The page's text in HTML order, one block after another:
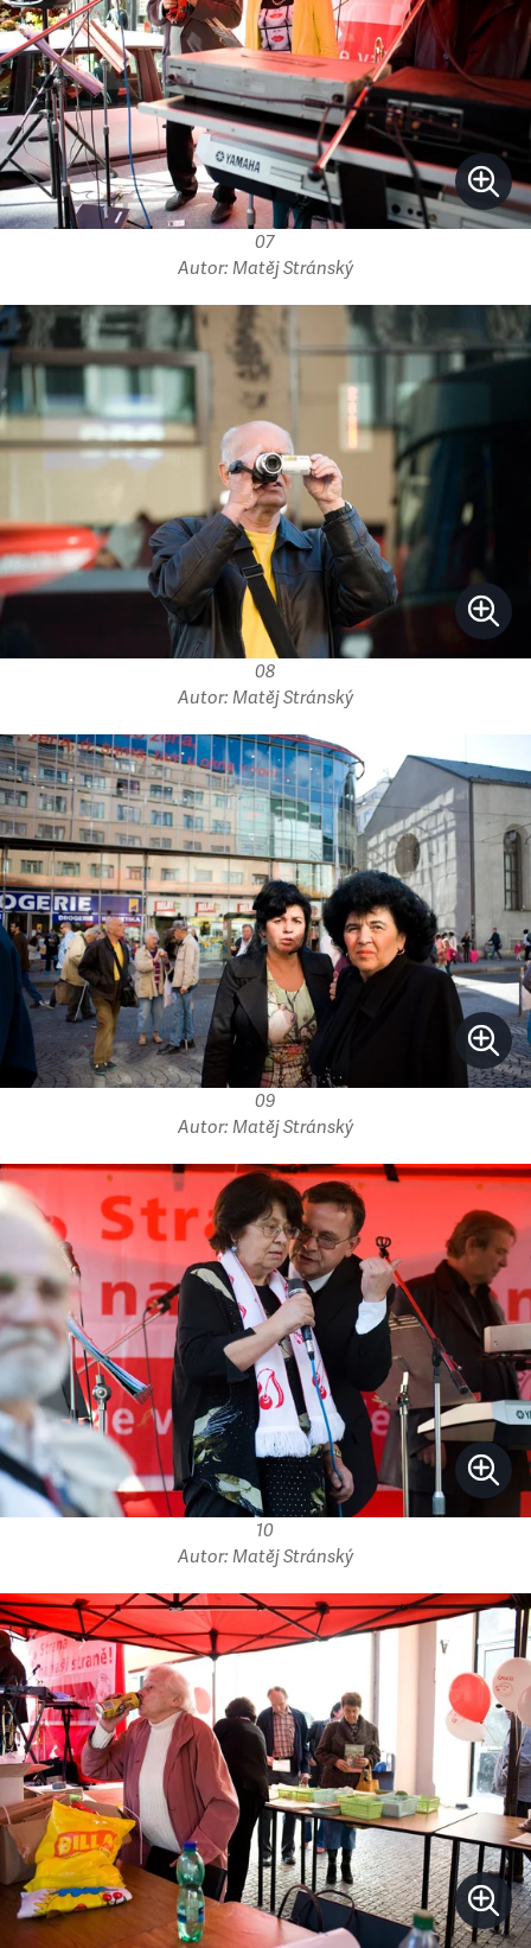
07
Autor: Matěj Stránský
08
Autor: Matěj Stránský
09
Autor: Matěj Stránský
10
Autor: Matěj Stránský